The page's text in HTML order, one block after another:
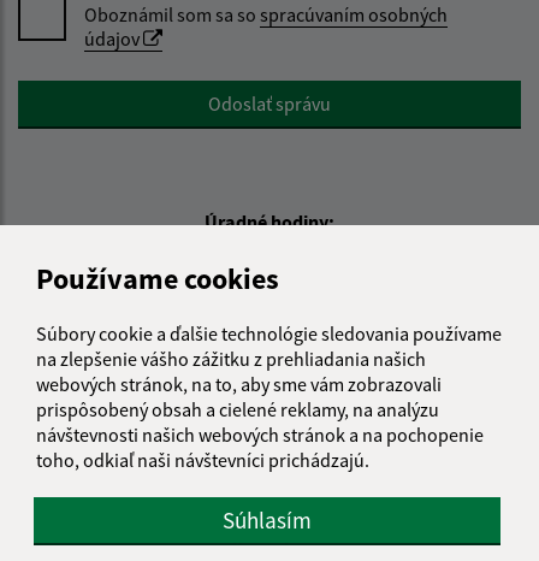
Používame cookies
Súbory cookie a ďalšie technológie sledovania používame
na zlepšenie vášho zážitku z prehliadania našich
webových stránok, na to, aby sme vám zobrazovali
prispôsobený obsah a cielené reklamy, na analýzu
návštevnosti našich webových stránok a na pochopenie
toho, odkiaľ naši návštevníci prichádzajú.
Súhlasím
Oboznámil som sa so spracúvaním osobných
údajov
Google reCaptcha ResponseOdoslať správu
Úradné hodiny:
Deň
Čas doobeda
Utorok:
07:00 - 12:00 12:30 - 15:00
Streda:
07:00 - 12:00 12:30 - 16:30
Štvrtok:
nestránkový deň
Piatok:
07:00 - 12:00 12:30 - 13:00
Obedňajšia prestávka:12:00 - 12:30
Kontakt: